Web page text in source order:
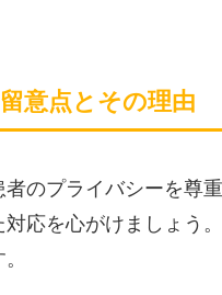
意点とその理由
のプライバシーを尊
応を心がけましょう